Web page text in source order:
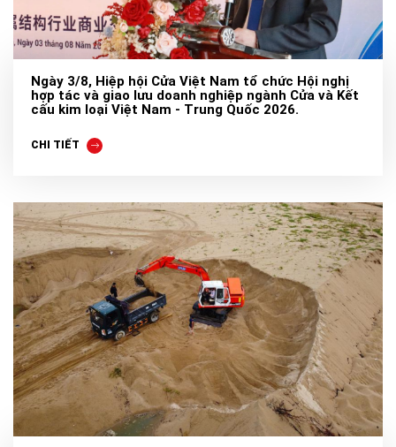
Ngày 3/8, Hiệp hội Cửa Việt Nam tổ chức Hội nghị
hợp tác và giao lưu doanh nghiệp ngành Cửa và Kết
cấu kim loại Việt Nam - Trung Quốc 2026.
CHI TIẾT